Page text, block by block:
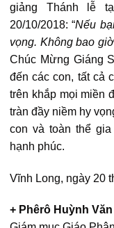
giảng Thánh lễ
20/10/2018: “Nếu
vọng. Không bao
Chúc Mừng Giáng
đến các con, tất cả
trên khắp mọi miền
tràn đầy niềm hy
con và toàn thể
hạnh phúc.
Vĩnh Long, ngày 20
+ Phêrô Huỳnh